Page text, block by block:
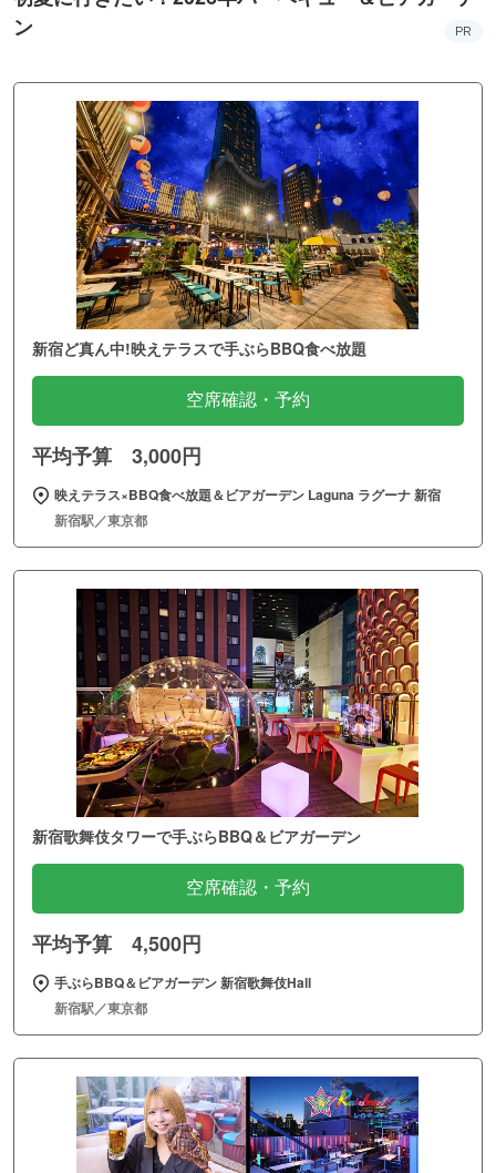
ン
PR
新宿ど真ん中!映えテラスで手ぶらBBQ食べ放題
空席確認・予約
平均予算 3,000円
映えテラス×BBQ食べ放題＆ビアガーデン Laguna ラグーナ 新宿
新宿駅／東京都
新宿歌舞伎タワーで手ぶらBBQ＆ビアガーデン
空席確認・予約
平均予算 4,500円
手ぶらBBQ＆ビアガーデン 新宿歌舞伎Hall
新宿駅／東京都